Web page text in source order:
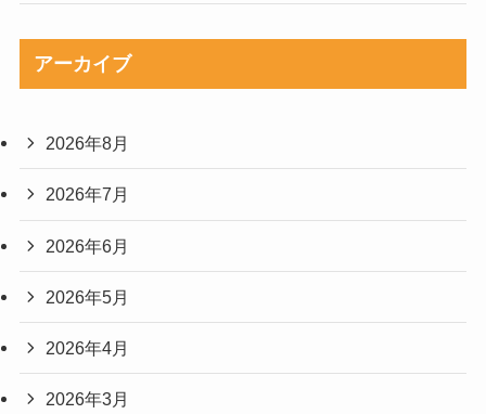
アーカイブ
2026年8月
2026年7月
2026年6月
2026年5月
2026年4月
2026年3月